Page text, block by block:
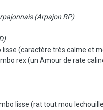
(Arpajon RP)
lisse (caractère très calme et
rex (un Amour de rate
lisse (rat tout mou